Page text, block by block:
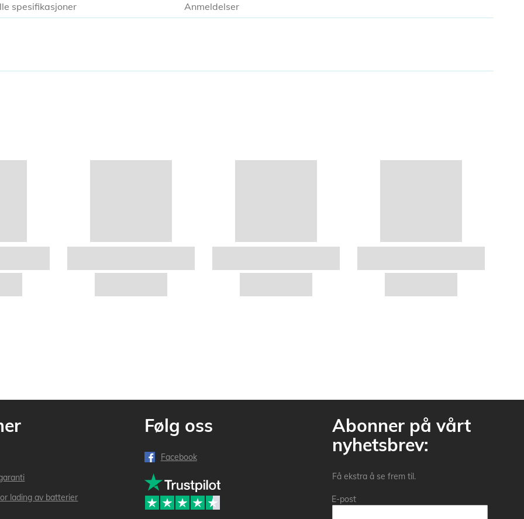
spesifikasjoner Anmeldelser
lading av batterier
Følg oss
Facebook
Abonner på vårt
nyhetsbrev:
Få ekstra å se frem til.
E-post